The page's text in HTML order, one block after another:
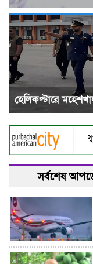
হেলিকপ্টারে
সর্বশেষ